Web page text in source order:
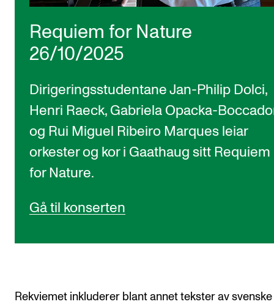
Requiem for Nature
26/10/2025
Dirigeringsstudentane Jan-Philip Dolci,
Henri Raeck, Gabriela Opacka-
og Rui Miguel Ribeiro Marques leiar
orkester og kor i Gaathaug sitt Requiem
for Nature.
Gå til konserten
Rekviemet inkluderer blant annet tekster av